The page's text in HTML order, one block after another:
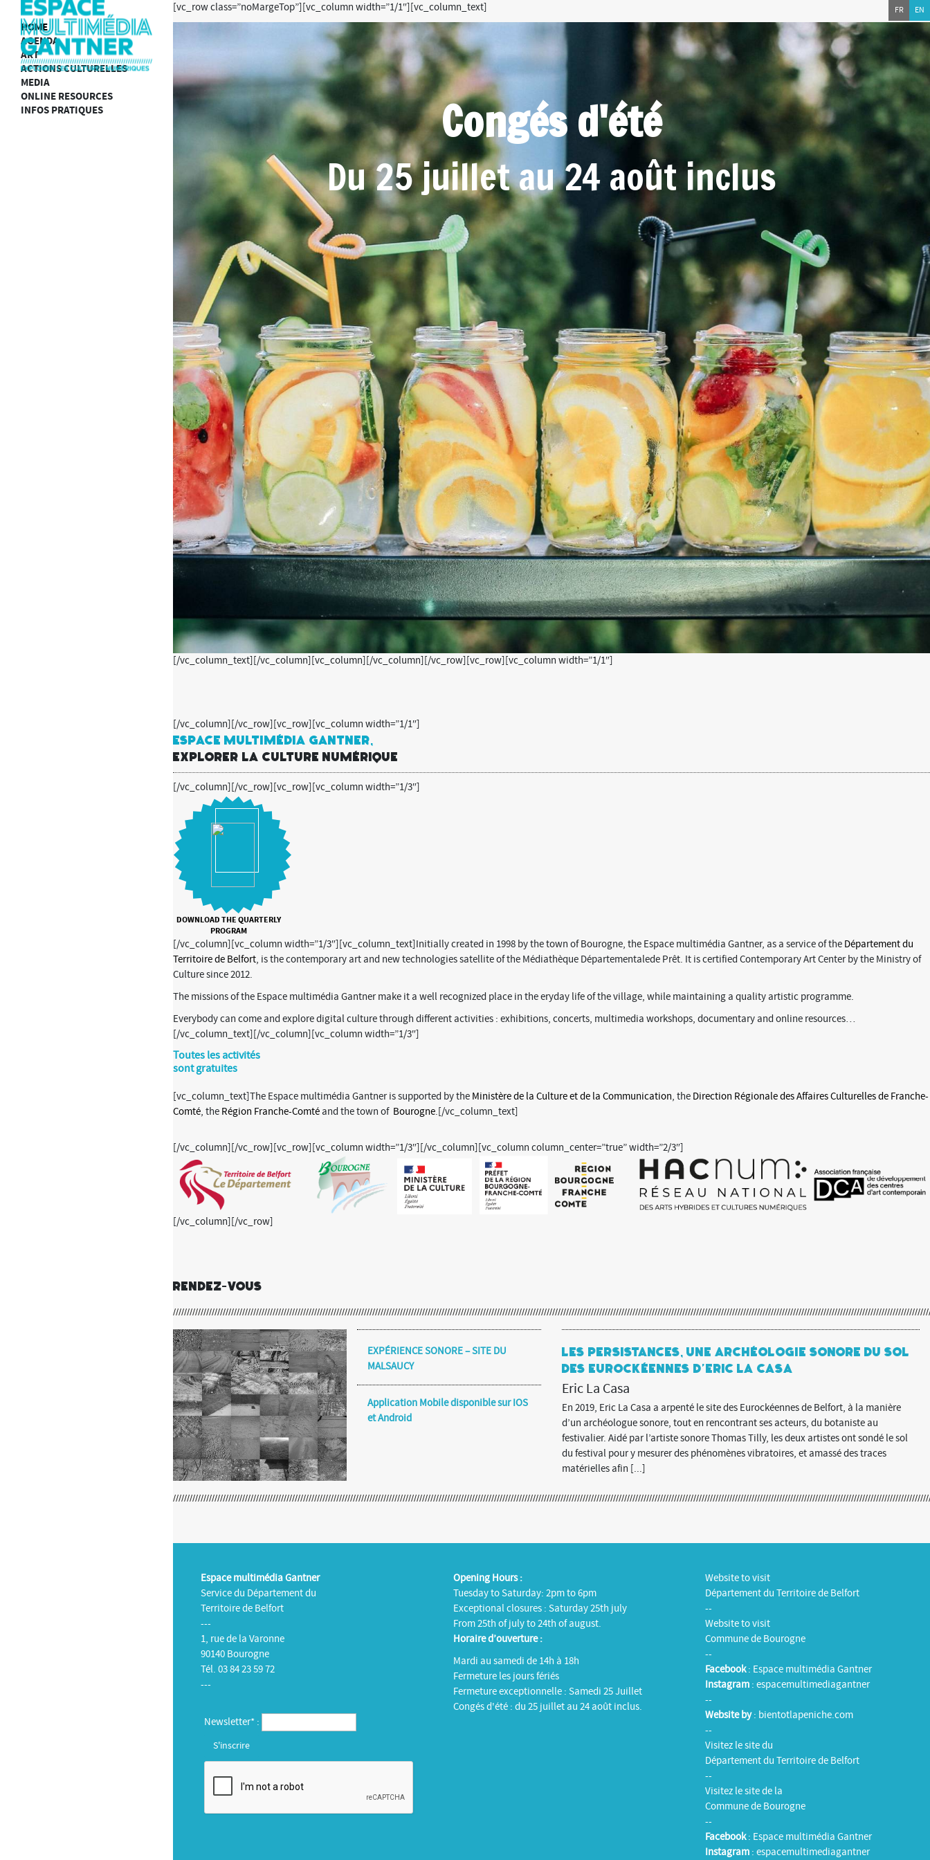
HOME
AGENDA
ART
ACTIONS CULTURELLES
MEDIA
ONLINE RESOURCES
INFOS PRATIQUES
[vc_row class=”noMargeTop”][vc_column width=”1/1″][vc_column_text]
Congés d'été
Du 25 juillet au 24 août inclus
[/vc_column_text][/vc_column][vc_column][/vc_column][/vc_row][vc_row][vc_column width=”1/1″]
[/vc_column][/vc_row][vc_row][vc_column width=”1/1″]
ESPACE MULTIMÉDIA GANTNER,
EXPLORER LA CULTURE NUMÉRIQUE
[/vc_column][/vc_row][vc_row][vc_column width=”1/3″]
DOWNLOAD THE QUARTERLY
PROGRAM
[/vc_column][vc_column width=”1/3″][vc_column_text]Initially created in 1998 by the town of Bourogne, the Espace multimédia Gantner, as a service of the Département du
Territoire de Belfort, is the contemporary art and new technologies satellite of the Médiathèque Départementalede Prêt. It is certified Contemporary Art Center by the Ministry of
Culture since 2012.
The missions of the Espace multimédia Gantner make it a well recognized place in the eryday life of the village, while maintaining a quality artistic programme.
Everybody can come and explore digital culture through different activities : exhibitions, concerts, multimedia workshops, documentary and online resources…
[/vc_column_text][/vc_column][vc_column width=”1/3″]
Toutes les activités
sont gratuites
[vc_column_text]The Espace multimédia Gantner is supported by the Ministère de la Culture et de la Communication, the Direction Régionale des Affaires Culturelles de Franche-
Comté, the Région Franche-Comté and the town of Bourogne.[/vc_column_text]
[/vc_column][/vc_row][vc_row][vc_column width=”1/3″][/vc_column][vc_column column_center=”true” width=”2/3″]
[/vc_column][/vc_row]
RENDEZ-VOUS
EXPÉRIENCE SONORE – SITE DU
MALSAUCY
Application Mobile disponible sur IOS
et Android
Les Persistances, une archéologie sonore du sol
des Eurockéennes d’Eric La Casa
Eric La Casa
En 2019, Eric La Casa a arpenté le site des Eurockéennes de Belfort, à la manière
d’un archéologue sonore, tout en rencontrant ses acteurs, du botaniste au
festivalier. Aidé par l’artiste sonore Thomas Tilly, les deux artistes ont sondé le sol
du festival pour y mesurer des phénomènes vibratoires, et amassé des traces
matérielles afin [...]
Espace multimédia Gantner
Service du Département du
Territoire de Belfort
---
1, rue de la Varonne
90140 Bourogne
Tél. 03 84 23 59 72
---
Newsletter* :
Opening Hours :
Tuesday to Saturday: 2pm to 6pm
Exceptional closures : Saturday 25th july
From 25th of july to 24th of august.
Horaire d’ouverture :
Mardi au samedi de 14h à 18h
Fermeture les jours fériés
Fermeture exceptionnelle : Samedi 25 Juillet
Congés d'été : du 25 juillet au 24 août inclus.
Website to visit
Département du Territoire de Belfort
--
Website to visit
Commune de Bourogne
--
Facebook: Espace multimédia Gantner
Instagram :espacemultimediagantner
--
Website by: bientotlapeniche.com
--
Visitez le site du
Département du Territoire de Belfort
--
Visitez le site de la
Commune de Bourogne
--
Facebook: Espace multimédia Gantner
Instagram :espacemultimediagantner
FR EN